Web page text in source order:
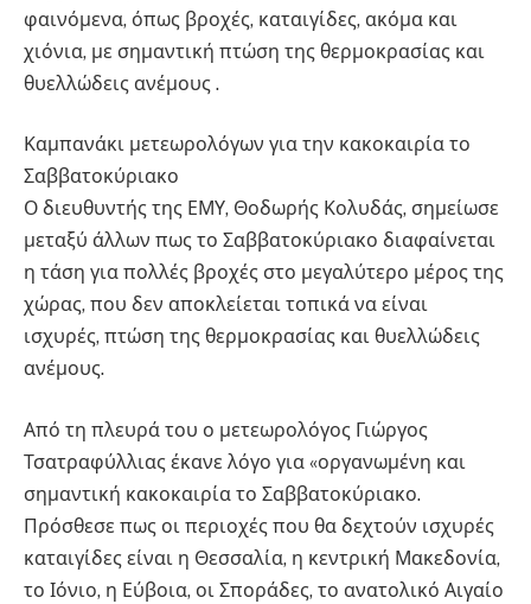
φαινόμενα, όπως βροχές, καταιγίδες, ακόμα και
χιόνια, με σημαντική πτώση της θερμοκρασίας και
θυελλώδεις ανέμους .
Καμπανάκι μετεωρολόγων για την κακοκαιρία το
Σαββατοκύριακο
Ο διευθυντής της ΕΜΥ, Θοδωρής Κολυδάς, σημείωσε
μεταξύ άλλων πως το Σαββατοκύριακο διαφαίνεται
η τάση για πολλές βροχές στο μεγαλύτερο μέρος της
χώρας, που δεν αποκλείεται τοπικά να είναι
ισχυρές, πτώση της θερμοκρασίας και θυελλώδεις
ανέμους.
Από τη πλευρά του ο μετεωρολόγος Γιώργος
Τσατραφύλλιας έκανε λόγο για «οργανωμένη και
σημαντική κακοκαιρία το Σαββατοκύριακο.
Πρόσθεσε πως οι περιοχές που θα δεχτούν ισχυρές
καταιγίδες είναι η Θεσσαλία, η κεντρική Μακεδονία,
το Ιόνιο, η Εύβοια, οι Σποράδες, το ανατολικό Αιγαίο